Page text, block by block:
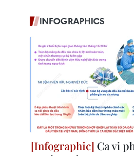
INFOGRAPHICS
Ca vi